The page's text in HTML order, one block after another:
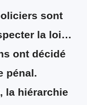
sont
la loi…
ont décidé
pénal.
la hiérarchie